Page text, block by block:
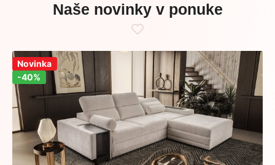
Naše novinky v ponuke
Zľava!
-40%
Novinka